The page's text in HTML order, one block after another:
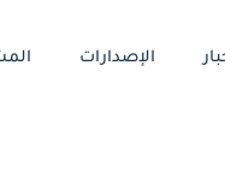
الإصدارات